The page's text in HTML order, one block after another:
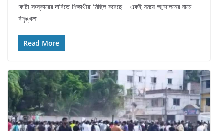
কোটা সংস্কারের দাবিতে শিক্ষার্থীরা মিছিল করেছে । একই সময়ে আন্দোলনের নামে
বিশৃঙ্খলা
Read More